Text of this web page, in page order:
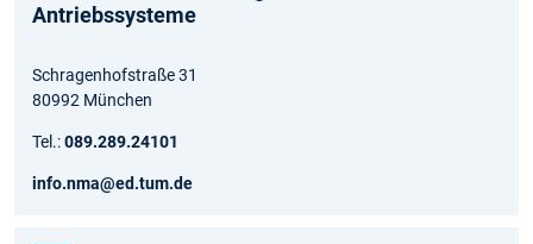
Antriebssysteme
Schragenhofstraße 31
80992 München
Tel.:089.289.24101
info.nma@ed.tum.de